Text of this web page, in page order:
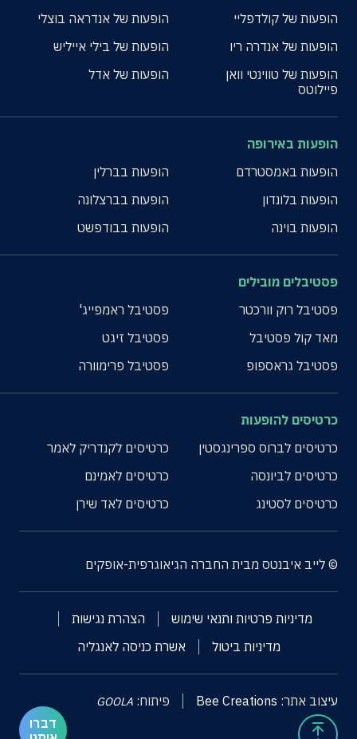
דברו
הופעות של קולדפליי
הופעות של אנדראה בוצלי
הופעות של אנדרה ריו
הופעות של בילי אייליש
הופעות של טווינטי וואן
פיילוטס
הופעות של אדל
הופעות באירופה
הופעות באמסטרדם
הופעות בברלין
הופעות בלונדון
הופעות בברצלונה
הופעות בוינה
הופעות בבודפשט
פסטיבלים מובילים
פסטיבל רוק וורכטר
פסטיבל ראמפייג'
מאד קול פסטיבל
פסטיבל זיגט
פסטיבל גראספופ
פסטיבל פרימוורה
כרטיסים להופעות
כרטיסים לברוס ספרינגסטין
כרטיסים לקנדריק לאמר
כרטיסים לביונסה
כרטיסים לאמינם
כרטיסים לסטינג
כרטיסים לאד שירן
© לייב איבנטס מבית החברה הגיאוגרפית-אופקים
מדיניות פרטיות ותנאי שימוש
הצהרת נגישות
מדיניות ביטול
אשרת כניסה לאנגליה
עיצוב אתר: Bee Creations פיתוח: GOOLA